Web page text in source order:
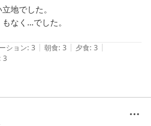
真摯に受け止め、お客様が安心して
努めてまいります。
「1年通じて通年均一価格」でお迎
際は、目の前に有明海が広がる海側
からの絶景、そして日本有数の高
いませ。
ッフ一同心よりお待ち申し上げてお
地でした。
なく…でした。
ション: 3 | 朝食: 3 | 夕食: 3 |
: 3